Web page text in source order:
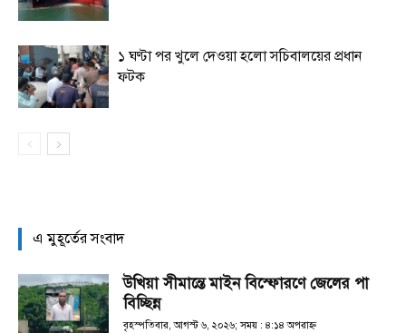
১ ঘণ্টা পর খুলে দেওয়া হলো সচিবালয়ের প্রধান
ফটক
এ মুহূর্তের সংবাদ
উখিয়া সীমান্তে মাইন বিস্ফোরণে জেলের পা
বিচ্ছিন্ন
বৃহস্পতিবার, আগস্ট ৬, ২০২৬; সময় : ৪:১৪ অপরাহ্ণ